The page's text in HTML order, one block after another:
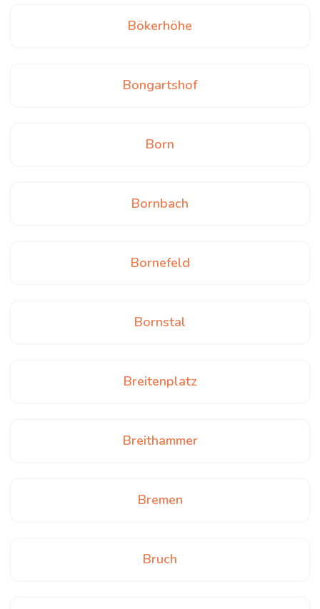
Bökerhöhe
Bongartshof
Born
Bornbach
Bornefeld
Bornstal
Breitenplatz
Breithammer
Bremen
Bruch